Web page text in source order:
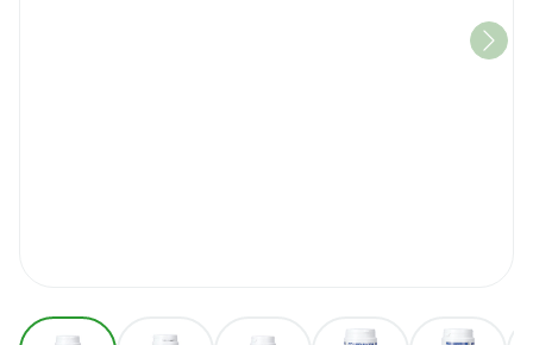
View larger imageView larger imageView larger imageView larger image
View